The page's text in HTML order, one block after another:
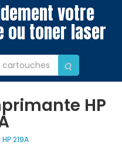
votre
ou toner laser
HP
HP 219A